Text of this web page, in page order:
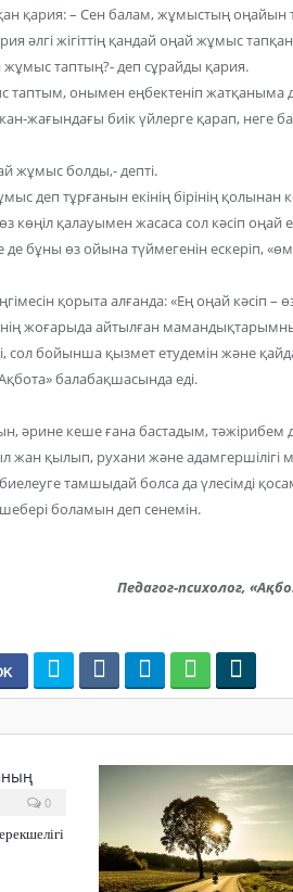
қария: – Сен балам, жұмыстың оңайын
әлгі жігіттің қандай оңай жұмыс
таптың?- деп сұрайды қария.
онымен еңбектеніп жатқаныма да
жан-жағындағы биік үйлерге қарап,
жұмыс болды,- депті.
деп тұрғанын екінің бірінің қолынан
өз көңіл қалауымен жасаса сол кәсіп
де бұны өз ойына түймегенін ескеріп,
қорыта алғанда: «Ең оңай кәсіп –
жоғарыда айтылған
бойынша қызмет етудемін және қайда
балабақшасында еді.
әрине кеше ғана бастадым, тәжірибем
қылып, рухани және адамгершілігі
тамшыдай болса да үлесімді
боламын деп сенемін.
Педагог-психолог,
0